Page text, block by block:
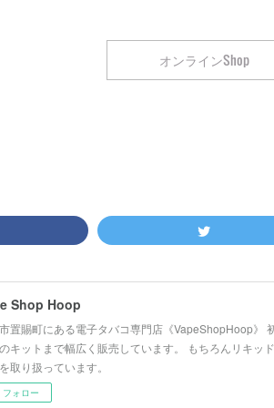
オンラインShop
Shop Hoop
置賜町にある電子タバコ専門店《VapeShopHoop》
キットまで幅広く販売しています。 もちろんリキッ
取り扱っています。
フォロー